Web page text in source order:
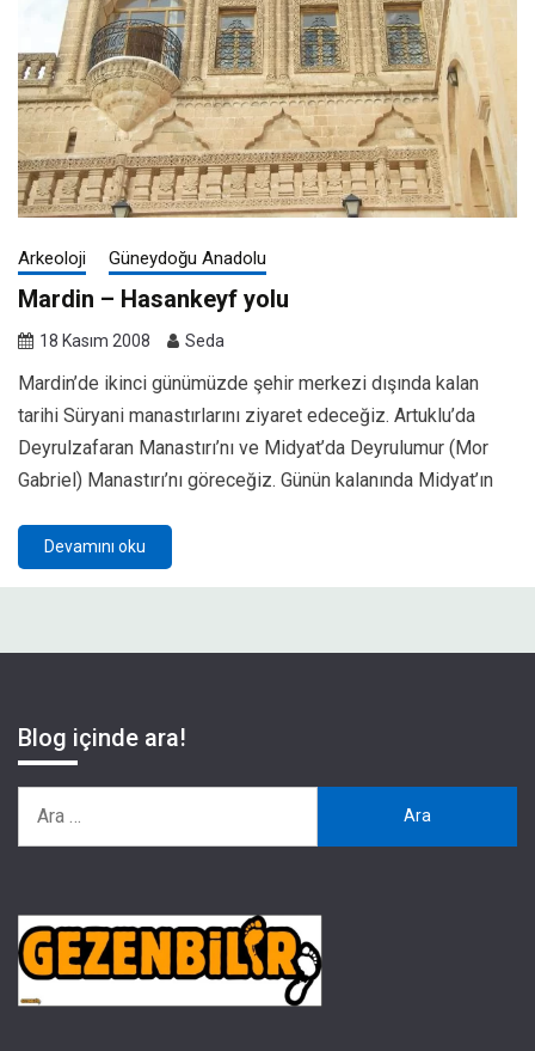
Arkeoloji Güneydoğu Anadolu
Mardin – Hasankeyf yolu
18 Kasım 2008 Seda
Mardin’de ikinci günümüzde şehir merkezi dışında kalan
tarihi Süryani manastırlarını ziyaret edeceğiz. Artuklu’da
Deyrulzafaran Manastırı’nı ve Midyat’da Deyrulumur (Mor
Gabriel) Manastırı’nı göreceğiz. Günün kalanında Midyat’ın
Devamını oku
Blog içinde ara!